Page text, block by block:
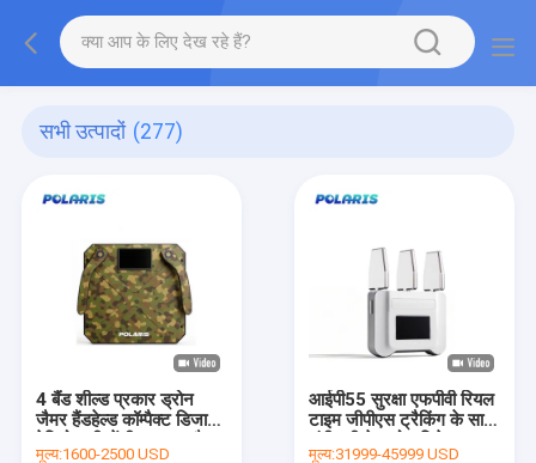
सभी उत्पादों (277)
4 बैंड शील्ड प्रकार ड्रोन
जैमर हैंडहेल्ड कॉम्पैक्ट डिजाइन
मूल्य:1600-2500 USD
आईपी55 सुरक्षा एफपीवी रियल
टाइम जीपीएस ट्रैकिंग के साथ
मूल्य:31999-45999 USD